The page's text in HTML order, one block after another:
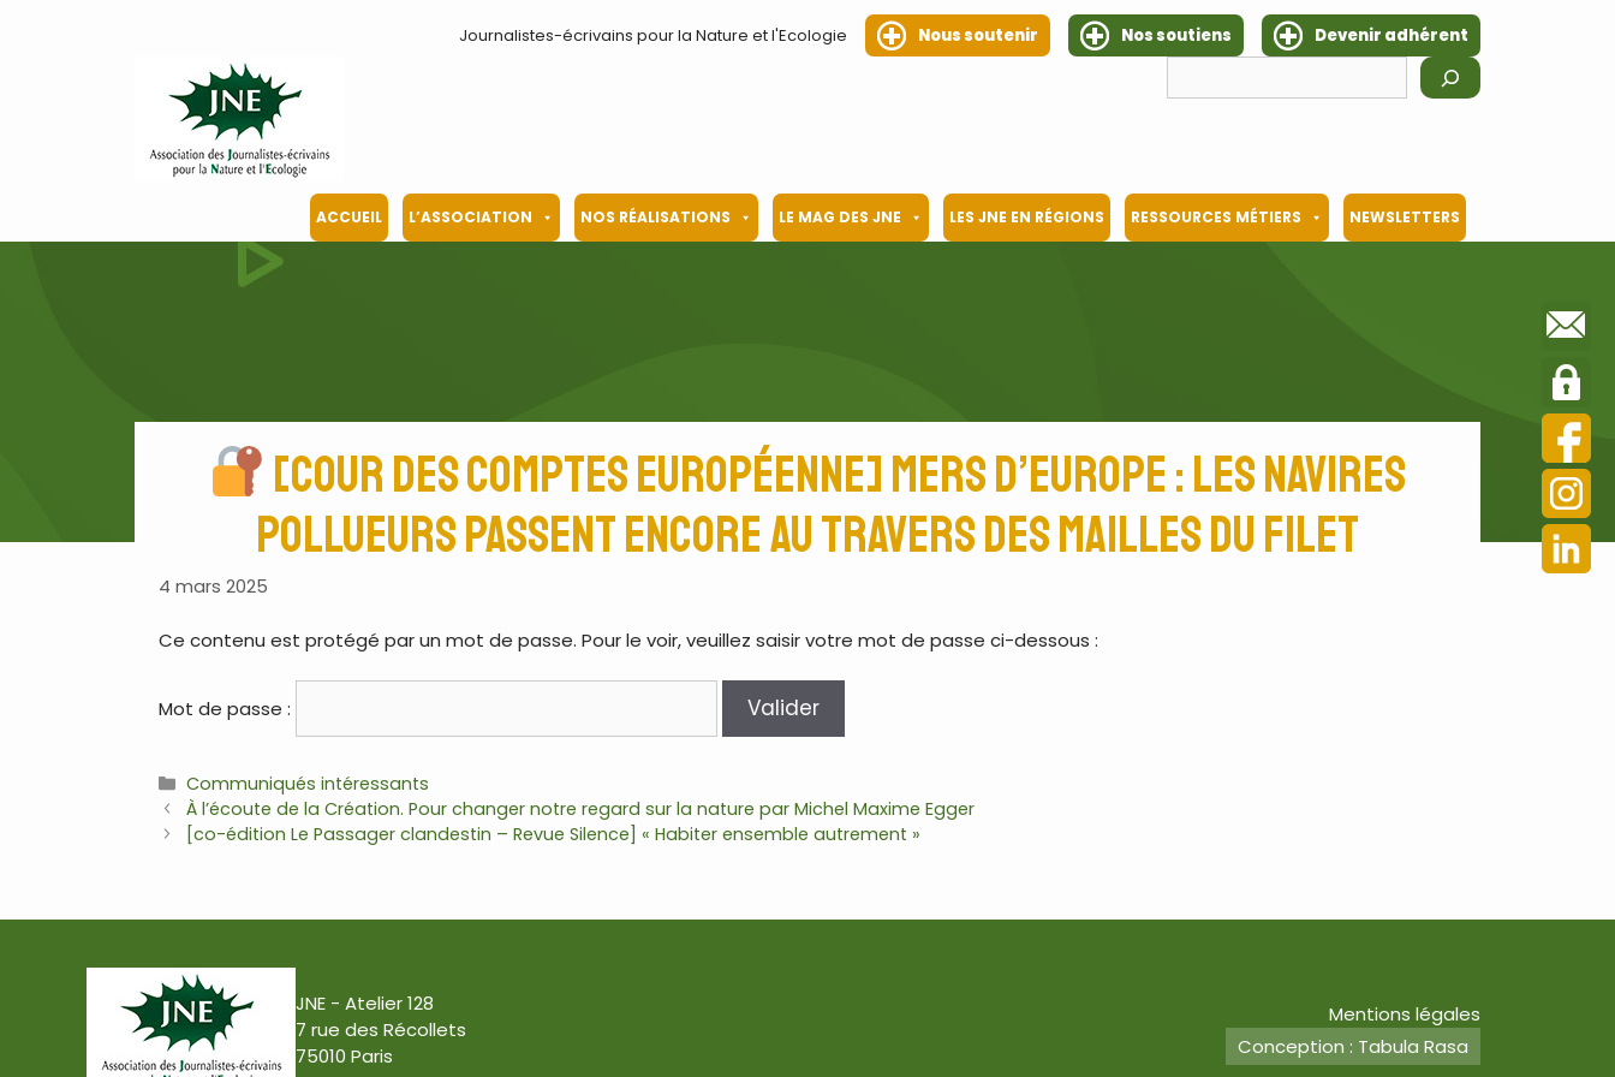
Journalistes-écrivains pour la Nature et l'Ecologie Nous soutenir Nos soutiens Devenir adhérent
ACCUEIL L’ASSOCIATION NOS RÉALISATIONS LE MAG DES JNE LES JNE EN RÉGIONS RESSOURCES MÉTIERS NEWSLETTERS
[Cour des comptes européenne] Mers d’Europe : les navires
pollueurs passent encore au travers des mailles du filet
4 mars 2025
Ce contenu est protégé par un mot de passe. Pour le voir, veuillez saisir votre mot de passe ci-dessous :
Mot de passe :
Communiqués intéressants
À l’écoute de la Création. Pour changer notre regard sur la nature par Michel Maxime Egger
[co-édition Le Passager clandestin – Revue Silence] « Habiter ensemble autrement »
JNE - Atelier 128
7 rue des Récollets
75010 Paris
Mentions légales
Conception : Tabula Rasa